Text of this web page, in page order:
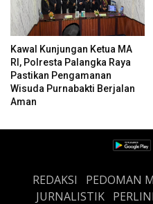
Kawal Kunjungan Ketua MA
RI, Polresta Palangka Raya
Pastikan Pengamanan
Wisuda Purnabakti Berjalan
Aman
REDAKSI PEDOMAN
JURNALISTIK